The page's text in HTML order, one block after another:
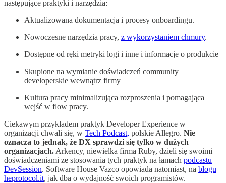
następujące praktyki i narzędzia:
Aktualizowana dokumentacja i procesy onboardingu.
Nowoczesne narzędzia pracy, z wykorzystaniem chmury.
Dostępne od ręki metryki logi i inne i informacje o produkcie
Skupione na wymianie doświadczeń community
developerskie wewnątrz firmy
Kultura pracy minimalizująca rozproszenia i pomagająca
wejść w flow pracy.
Ciekawym przykładem praktyk Developer Experience w
organizacji chwali się, w Tech Podcast, polskie Allegro. Nie
oznacza to jednak, że DX sprawdzi się tylko w dużych
organizacjach. Arkency, niewielka firma Ruby, dzieli się swoimi
doświadczeniami ze stosowania tych praktyk na łamach podcastu
DevSession. Software House Vazco opowiada natomiast, na blogu
heprotocol.it, jak dba o wydajność swoich programistów.